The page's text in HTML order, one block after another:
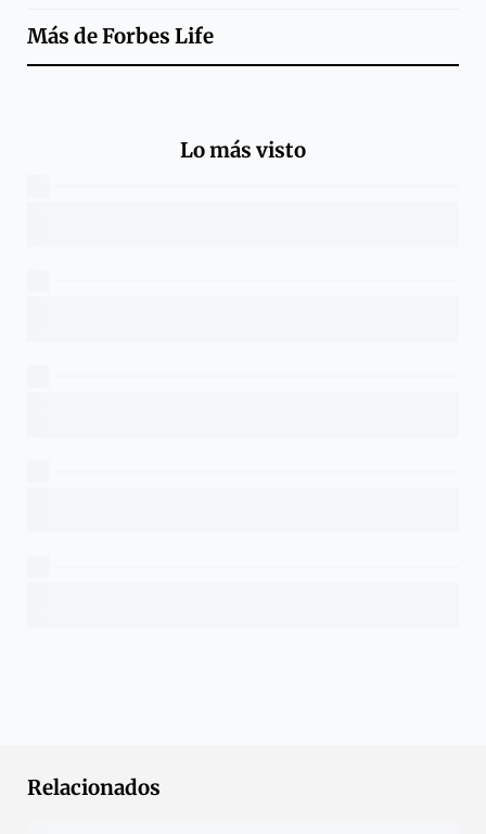
Más deForbes Life
Lo más visto
Relacionados